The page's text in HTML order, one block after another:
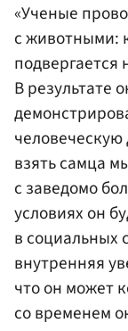
«Ученые
с животными:
подвергается
В результате
взять самца
с заведомо
условиях он
в социальных
внутренняя
что он может
со временем